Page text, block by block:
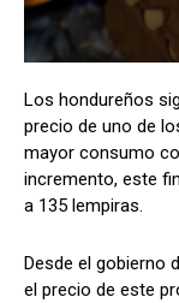
Los hondureños
precio de uno de
mayor consumo
incremento, este
a 135 lempiras.
Desde el gobierno
el precio de este